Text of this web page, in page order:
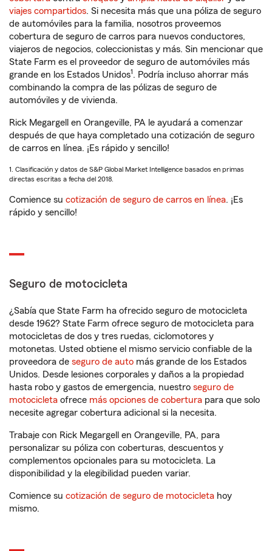
viajes compartidos. Si necesita más que una póliza de seguro
de automóviles para la familia, nosotros proveemos
cobertura de seguro de carros para nuevos conductores,
viajeros de negocios, coleccionistas y más. Sin mencionar que
State Farm es el proveedor de seguro de automóviles más
grande en los Estados Unidos1. Podría incluso ahorrar más
combinando la compra de las pólizas de seguro de
automóviles y de vivienda.
Rick Megargell en Orangeville, PA le ayudará a comenzar
después de que haya completado una cotización de seguro
de carros en línea. ¡Es rápido y sencillo!
1. Clasificación y datos de S&P Global Market Intelligence basados en primas
directas escritas a fecha del 2018.
Comience su cotización de seguro de carros en línea. ¡Es
rápido y sencillo!
Seguro de motocicleta
¿Sabía que State Farm ha ofrecido seguro de motocicleta
desde 1962? State Farm ofrece seguro de motocicleta para
motocicletas de dos y tres ruedas, ciclomotores y
motonetas. Usted obtiene el mismo servicio confiable de la
proveedora de seguro de auto más grande de los Estados
Unidos. Desde lesiones corporales y daños a la propiedad
hasta robo y gastos de emergencia, nuestro seguro de
motocicleta ofrece más opciones de cobertura para que solo
necesite agregar cobertura adicional si la necesita.
Trabaje con Rick Megargell en Orangeville, PA, para
personalizar su póliza con coberturas, descuentos y
complementos opcionales para su motocicleta. La
disponibilidad y la elegibilidad pueden variar.
Comience su cotización de seguro de motocicleta hoy
mismo.